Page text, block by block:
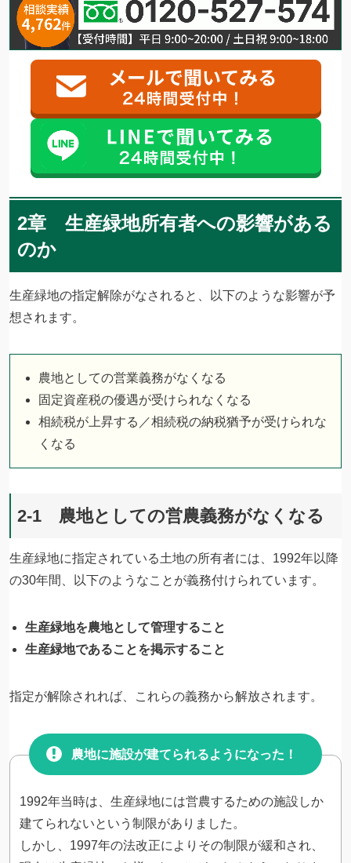
2章 生産緑地所有者への影響がある
のか
生産緑地の指定解除がなされると、以下のような影響が予
想されます。
農地としての営業義務がなくなる
固定資産税の優遇が受けられなくなる
相続税が上昇する／相続税の納税猶予が受けられな
くなる
2-1 農地としての営農義務がなくなる
生産緑地に指定されている土地の所有者には、1992年以降
の30年間、以下のようなことが義務付けられています。
生産緑地を農地として管理すること
生産緑地であることを掲示すること
指定が解除されれば、これらの義務から解放されます。
農地に施設が建てられるようになった！
1992年当時は、生産緑地には営農するための施設しか
建てられないという制限がありました。
しかし、1997年の法改正によりその制限が緩和され、